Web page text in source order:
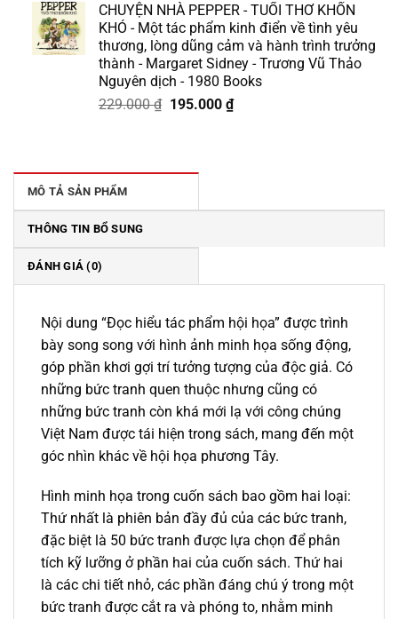
là:
175.000 ₫.
tại
là:
158.000 ₫.
CHUYỆN NHÀ PEPPER - TUỔI THƠ KHỐN
KHÓ - Một tác phẩm kinh điển về tình yêu
thương, lòng dũng cảm và hành trình trưởng
thành - Margaret Sidney - Trương Vũ Thảo
Nguyên dịch - 1980 Books
229.000₫ Giá
195.000 ₫Giá
MÔ TẢ SẢN PHẨM
THÔNG TIN BỔ SUNG
ĐÁNH GIÁ (0)
Nội dung “Đọc hiểu tác phẩm hội họa” được trình
bày song song với hình ảnh minh họa sống động,
góp phần khơi gợi trí tưởng tượng của độc giả. Có
những bức tranh quen thuộc nhưng cũng có
những bức tranh còn khá mới lạ với công chúng
Việt Nam được tái hiện trong sách, mang đến một
góc nhìn khác về hội họa phương Tây.
Hình minh họa trong cuốn sách bao gồm hai loại:
Thứ nhất là phiên bản đầy đủ của các bức tranh,
đặc biệt là 50 bức tranh được lựa chọn để phân
tích kỹ lưỡng ở phần hai của cuốn sách. Thứ hai
là các chi tiết nhỏ, các phần đáng chú ý trong một
bức tranh được cắt ra và phóng to, nhằm minh